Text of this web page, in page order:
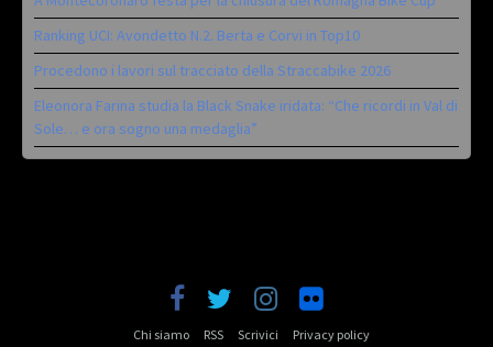
Ranking UCI: Avondetto N.2. Berta e Corvi in Top10
Procedono i lavori sul tracciato della Straccabike 2026
Eleonora Farina studia la Black Snake iridata: “Che ricordi in Val di
Sole… e ora sogno una medaglia”
Chi siamo RSS Scrivici Privacy policy